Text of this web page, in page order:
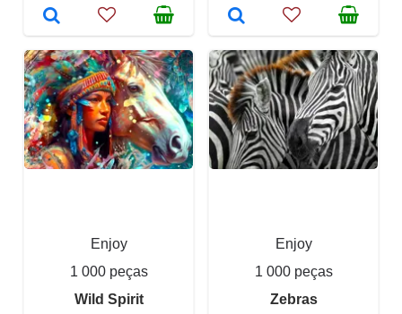
Enjoy
1 000 peças
Wild Spirit
Enjoy
1 000 peças
Zebras